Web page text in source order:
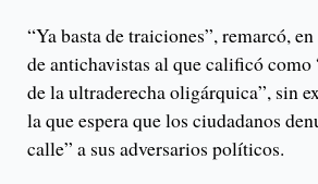
“Ya basta de traiciones”, remarcó,
de antichavistas al que calificó como
de la ultraderecha oligárquica”, sin
la que espera que los ciudadanos
calle” a sus adversarios políticos.